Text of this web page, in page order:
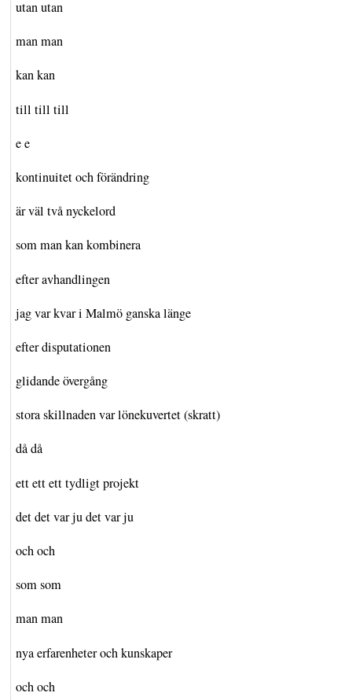
utan utan
man man
kan kan
till till till
e e
kontinuitet och förändring
är väl två nyckelord
som man kan kombinera
efter avhandlingen
jag var kvar i Malmö ganska länge
efter disputationen
glidande övergång
stora skillnaden var lönekuvertet (skratt)
då då
ett ett ett tydligt projekt
det det var ju det var ju
och och
som som
man man
nya erfarenheter och kunskaper
och och